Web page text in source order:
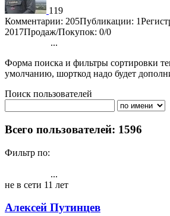
119
Комментарии: 205Публикации: 1
2017Продаж/Покупок: 0/0
...
Форма поиска и фильтры сортировки
умолчанию, шорткод надо будет
Поиск пользователей
Всего пользователей: 1596
Фильтр по:
...
не в сети 11 лет
Алексей Путинцев